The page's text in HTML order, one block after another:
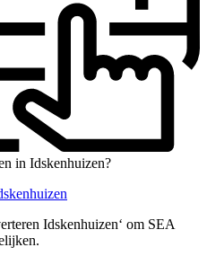
in Idskenhuizen?
Idskenhuizen‘ om SEA